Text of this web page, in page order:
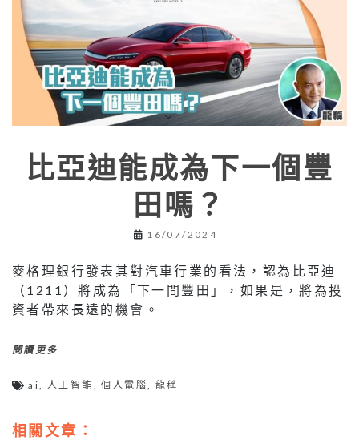
⽐亞迪能成為下⼀個豐
⽥嗎？
16/07/2024
⿆格理銀⾏發表其對汽⾞⾏業的看法，認為⽐亞迪
（1211）將成為「下⼀間豐⽥」，如果是，將為投
資者帶來⻑遠的機會。
閱讀更多
ai 人工智能 ,個人電腦 龍稱
相關文章：